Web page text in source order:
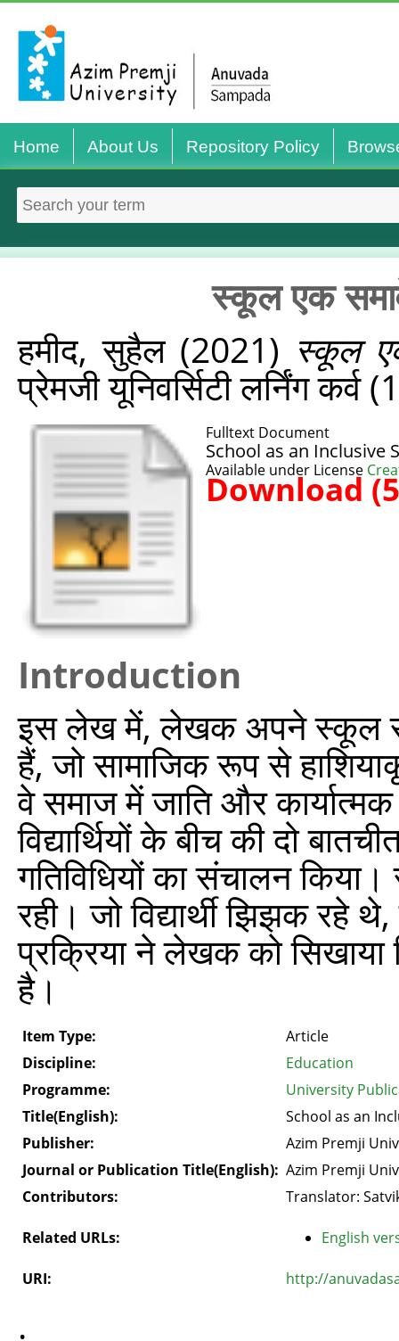
Home About Us Repository Policy
स्‍कूल एक
हमीद, सुहैल(2021) स्‍कूल
प्रेमजी यूनिवर्सिटी लर्निंग
Fulltext Document
School as an Inclusive
Available under License
Download
Introduction
इस लेख में, लेखक अपने स्कूल से
हैं, जो सामाजिक रूप से
वे समाज में जाति और
विद्यार्थियों के बीच की दो
गतिविधियों का संचालन किया।
रही। जो विद्यार्थी झिझक रहे
प्रक्रिया ने लेखक को सिखाया
है।
Item Type:
Article
Discipline:
Education
Programme:
University
Title(English):
School as an
Publisher:
Azim Premji
Journal or Publication Title(English): Azim Premji
Contributors:
Translator:
Related URLs: English
URI: http://
.